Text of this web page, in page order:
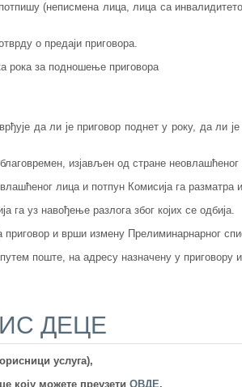
(неписмена лица, лица са
о предаји приговора.
рока за подношење приговора
да ли је приговор поднет у року, да ли
изјављен од стране
лица и потпун Комисија га разматра
га уз навођење разлога због којих се одбија.
приговор и врши измену Прелиминарнарног
поште, на адресу назначену у приговору
ДЕЦЕ
услуга),
коју можете преузети ОВДЕ.